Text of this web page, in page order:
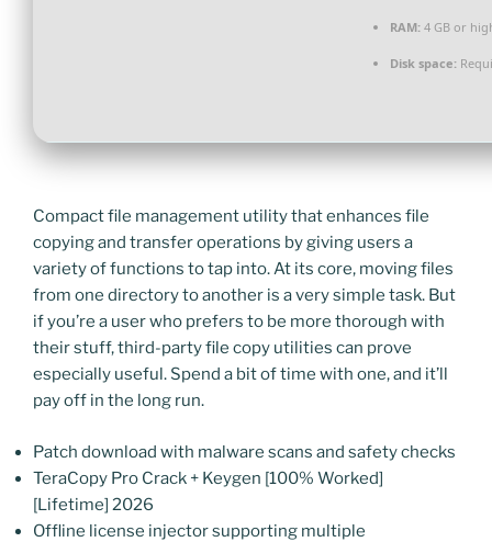
RAM: 4 GB or
Disk space:
Compact file management utility that enhances file
copying and transfer operations by giving users a
variety of functions to tap into. At its core, moving files
from one directory to another is a very simple task. But
if you’re a user who prefers to be more thorough with
their stuff, third-party file copy utilities can prove
especially useful. Spend a bit of time with one, and it’ll
pay off in the long run.
Patch download with malware scans and safety checks
TeraCopy Pro Crack + Keygen [100% Worked]
[Lifetime] 2026
Offline license injector supporting multiple